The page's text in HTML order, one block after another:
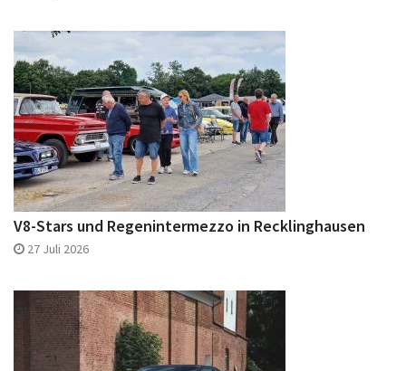
V8-Stars und Regenintermezzo in Recklinghausen
27 Juli 2026